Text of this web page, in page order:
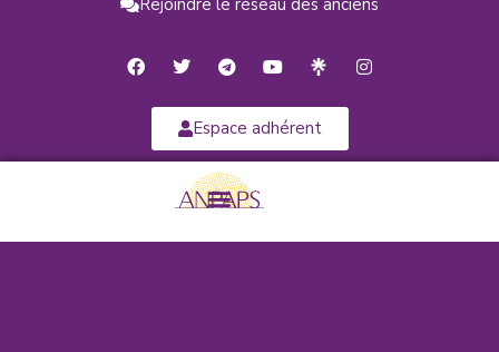
Rejoindre le réseau des anciens
Espace adhérent